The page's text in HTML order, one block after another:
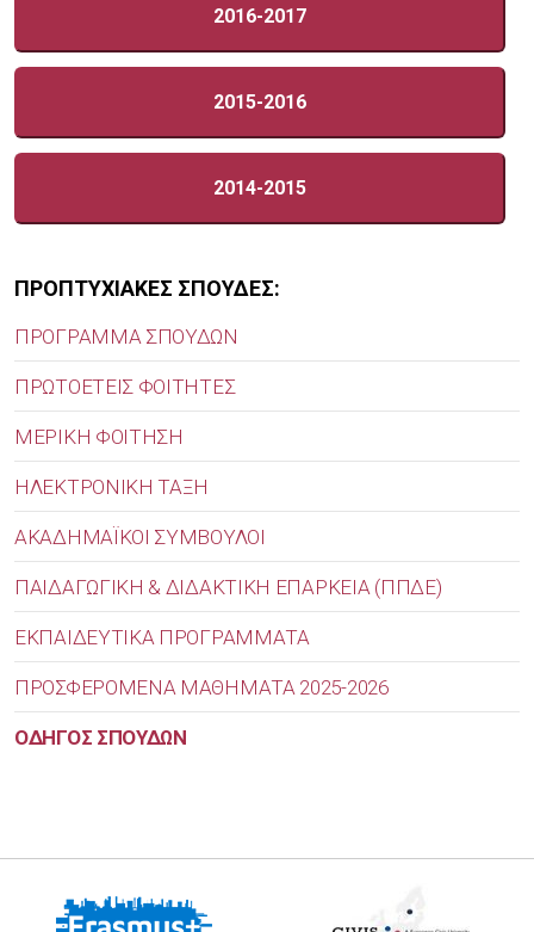
2016-2017
2015-2016
2014-2015
ΠΡΟΠΤΥΧΙΑΚΕΣ ΣΠΟΥΔΕΣ:
ΠΡΟΓΡΑΜΜΑ ΣΠΟΥΔΩΝ
ΠΡΩΤΟΕΤΕΙΣ ΦΟΙΤΗΤΕΣ
ΜΕΡΙΚΗ ΦΟΙΤΗΣΗ
ΗΛΕΚΤΡΟΝΙΚΗ ΤΑΞΗ
ΑΚΑΔΗΜΑΪΚΟΙ ΣΥΜΒΟΥΛΟΙ
ΠΑΙΔΑΓΩΓΙΚΗ & ΔΙΔΑΚΤΙΚΗ ΕΠΑΡΚΕΙΑ (ΠΠΔΕ)
ΕΚΠΑΙΔΕΥΤΙΚΑ ΠΡΟΓΡΑΜΜΑΤΑ
ΠΡΟΣΦΕΡΟΜΕΝΑ ΜΑΘΗΜΑΤΑ 2025-2026
ΟΔΗΓΟΣ ΣΠΟΥΔΩΝ